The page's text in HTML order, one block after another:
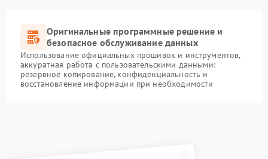
Оригинальные программные решение и
безопасное обслуживание данных
Использование официальных прошивок и инструментов,
аккуратная работа с пользовательскими данными:
резервное копирование, конфиденциальность и
восстановление информации при необходимости